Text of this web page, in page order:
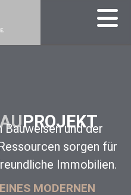
PROJEKT
und der
sorgen für
Immobilien.
MODERNEN